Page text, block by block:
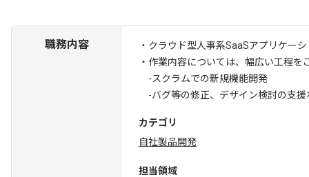
職務内容
・クラウド型人事系SaaSアプリケー
・作業内容については、幅広い工程
-スクラムでの新規機能開発
-バグ等の修正、デザイン検討の支援
カテゴリ
自社製品開発
担当領域